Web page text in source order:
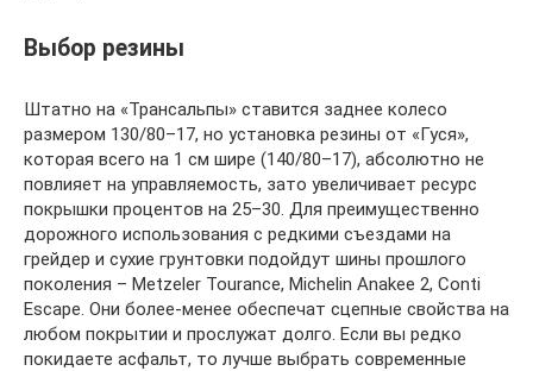
Выбор резины
Штатно на «Трансальпы» ставится заднее колесо
размером 130/80–17, но установка резины от «Гуся»,
которая всего на 1 см шире (140/80–17), абсолютно не
повлияет на управляемость, зато увеличивает ресурс
покрышки процентов на 25–30. Для преимущественно
дорожного использования с редкими съездами на
грейдер и сухие грунтовки подойдут шины прошлого
поколения – Metzeler Tourance, Michelin Anakee 2, Conti
Escape. Они более-менее обеспечат сцепные свойства на
любом покрытии и прослужат долго. Если вы редко
покидаете асфальт, то лучше выбрать современные